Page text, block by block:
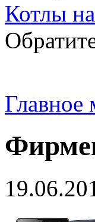
Котлы